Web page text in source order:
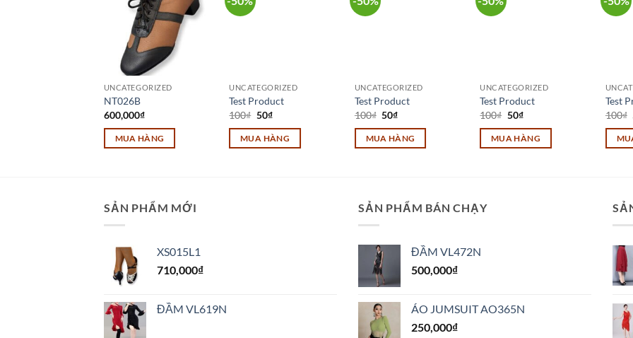
UNCATEGORIZED
NT026B
600,000₫
MUA HÀNG
có
thể.
Các
chọn
có
thể
UNCATEGORIZED
Test Product
100₫ Giá
là:
100₫.
50₫Giá
tại
là:
MUA HÀNG
UNCATEGORIZED
Test Product
100₫ Giá
là:
100₫.
50₫Giá
tại
là:
MUA HÀNG
UNCATEGORIZED
Test Product
100₫ Giá
là:
100₫.
50₫Giá
tại
là:
MUA HÀNG
Test
100₫
SẢN PHẨM MỚI
XS015L1
710,000₫
ĐẦM VL619N
SẢN PHẨM BÁN CHẠY
ĐẦM VL472N
500,000₫
ÁO JUMSUIT AO365N
250,000₫